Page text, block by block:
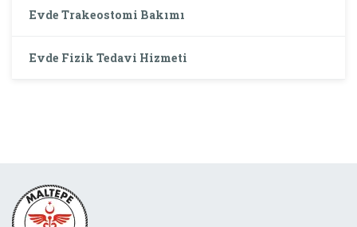
Evde Trakeostomi Bakımı
Evde Fizik Tedavi Hizmeti